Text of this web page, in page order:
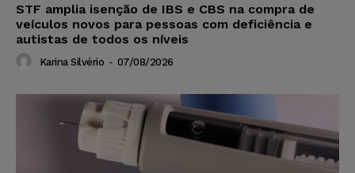
STF amplia isenção de IBS e CBS na compra de
veículos novos para pessoas com deficiência e
autistas de todos os níveis
Karina Silvério - 07/08/2026